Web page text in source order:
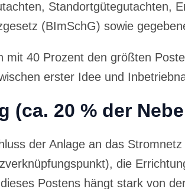
Standortgütegutachten,
(BImSchG) sowie
mit 40 Prozent den größten
erster Idee und
(ca. 20 % der
der Anlage an das
die
Postens hängt stark von